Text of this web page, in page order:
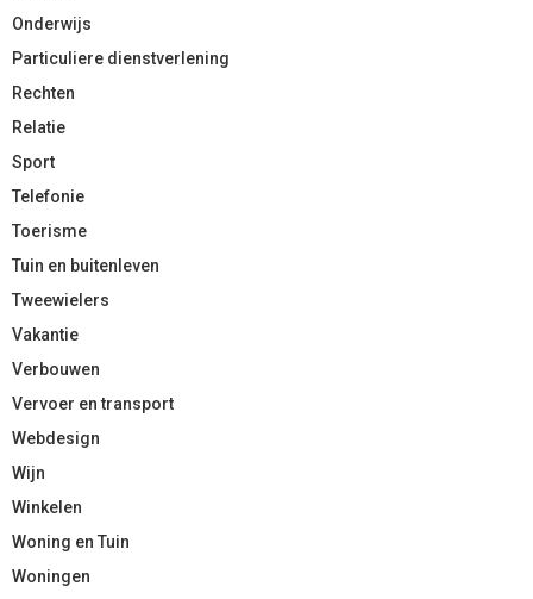
Onderwijs
Particuliere dienstverlening
Rechten
Relatie
Sport
Telefonie
Toerisme
Tuin en buitenleven
Tweewielers
Vakantie
Verbouwen
Vervoer en transport
Webdesign
Wijn
Winkelen
Woning en Tuin
Woningen